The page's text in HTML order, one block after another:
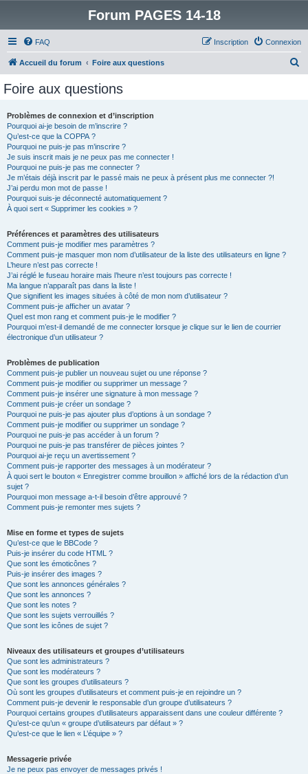
Forum PAGES 14-18
FAQ Connexion
Inscription
Accueil du forum Foire aux questions
Foire aux questions
Problèmes de connexion et d’inscription
Pourquoi ai-je besoin de m’inscrire ?
Qu’est-ce que la COPPA ?
Pourquoi ne puis-je pas m’inscrire ?
Je suis inscrit mais je ne peux pas me connecter !
Pourquoi ne puis-je pas me connecter ?
Je m’étais déjà inscrit par le passé mais ne peux à présent plus me connecter ?!
J’ai perdu mon mot de passe !
Pourquoi suis-je déconnecté automatiquement ?
À quoi sert « Supprimer les cookies » ?
Préférences et paramètres des utilisateurs
Comment puis-je modifier mes paramètres ?
Comment puis-je masquer mon nom d’utilisateur de la liste des utilisateurs en ligne ?
L’heure n’est pas correcte !
J’ai réglé le fuseau horaire mais l’heure n’est toujours pas correcte !
Ma langue n’apparaît pas dans la liste !
Que signifient les images situées à côté de mon nom d’utilisateur ?
Comment puis-je afficher un avatar ?
Quel est mon rang et comment puis-je le modifier ?
Pourquoi m’est-il demandé de me connecter lorsque je clique sur le lien de courrier
électronique d’un utilisateur ?
Problèmes de publication
Comment puis-je publier un nouveau sujet ou une réponse ?
Comment puis-je modifier ou supprimer un message ?
Comment puis-je insérer une signature à mon message ?
Comment puis-je créer un sondage ?
Pourquoi ne puis-je pas ajouter plus d’options à un sondage ?
Comment puis-je modifier ou supprimer un sondage ?
Pourquoi ne puis-je pas accéder à un forum ?
Pourquoi ne puis-je pas transférer de pièces jointes ?
Pourquoi ai-je reçu un avertissement ?
Comment puis-je rapporter des messages à un modérateur ?
À quoi sert le bouton « Enregistrer comme brouillon » affiché lors de la rédaction d’un
sujet ?
Pourquoi mon message a-t-il besoin d’être approuvé ?
Comment puis-je remonter mes sujets ?
Mise en forme et types de sujets
Qu’est-ce que le BBCode ?
Puis-je insérer du code HTML ?
Que sont les émoticônes ?
Puis-je insérer des images ?
Que sont les annonces générales ?
Que sont les annonces ?
Que sont les notes ?
Que sont les sujets verrouillés ?
Que sont les icônes de sujet ?
Niveaux des utilisateurs et groupes d’utilisateurs
Que sont les administrateurs ?
Que sont les modérateurs ?
Que sont les groupes d’utilisateurs ?
Où sont les groupes d’utilisateurs et comment puis-je en rejoindre un ?
Comment puis-je devenir le responsable d’un groupe d’utilisateurs ?
Pourquoi certains groupes d’utilisateurs apparaissent dans une couleur différente ?
Qu’est-ce qu’un « groupe d’utilisateurs par défaut » ?
Qu’est-ce que le lien « L’équipe » ?
Messagerie privée
Je ne peux pas envoyer de messages privés !